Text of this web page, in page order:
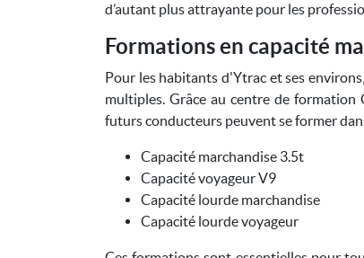
d’autant plus attrayante pour les
Formations en capacité
Pour les habitants d'Ytrac et ses
multiples. Grâce au centre de formation
futurs conducteurs peuvent se former
Capacité marchandise 3.5t
Capacité voyageur V9
Capacité lourde marchandise
Capacité lourde voyageur